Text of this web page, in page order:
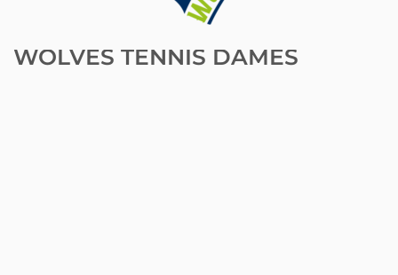
WOLVES TENNIS DAMES